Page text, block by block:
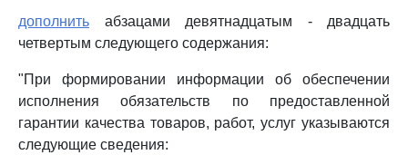
дополнить абзацами девятнадцатым - двадцать
четвертым следующего содержания:
"При формировании информации об обеспечении
исполнения обязательств по предоставленной
гарантии качества товаров, работ, услуг указываются
следующие сведения: